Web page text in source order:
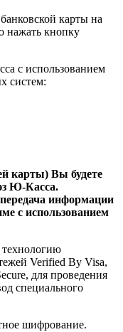
карты на
нажать кнопку
с использованием
систем:
карты) Вы будете
Ю-Касса.
информации
с использованием
Verified By Visa,
для проведения
специального
шифрование.